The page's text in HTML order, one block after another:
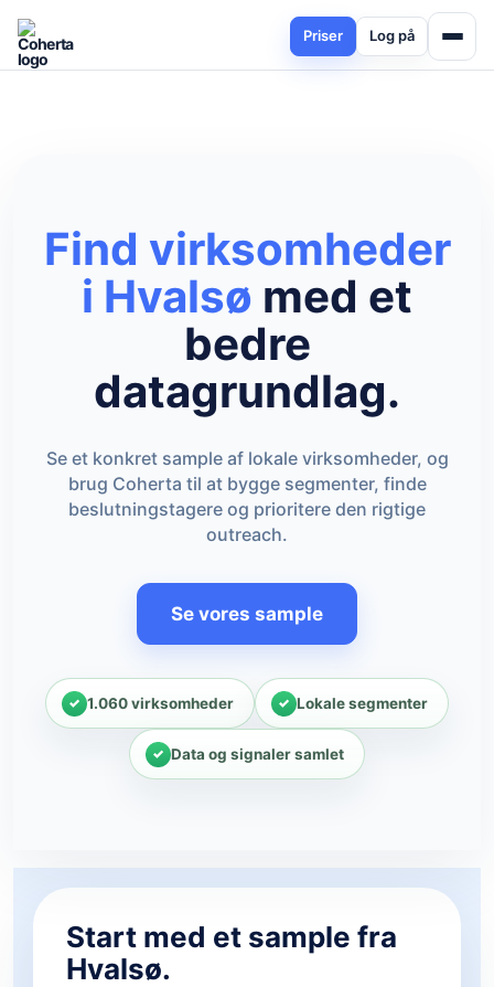
Priser Log på
Find virksomheder
i Hvalsø med et
bedre
datagrundlag.
Se et konkret sample af lokale virksomheder, og
brug Coherta til at bygge segmenter, finde
beslutningstagere og prioritere den rigtige
outreach.
Se vores sample
1.060 virksomheder Lokale segmenter
Data og signaler samlet
Start med et sample fra
Hvalsø.